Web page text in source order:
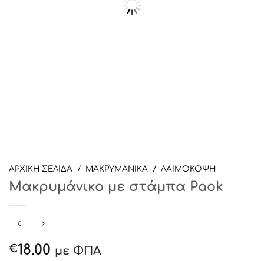
ΑΡΧΙΚΉ ΣΕΛΊΔΑ / ΜΑΚΡΥΜΑΝΙΚΑ / ΛΑΙΜΟΚΟΨΗ
Μακρυμάνικο με στάμπα Paok
€18.00 με ΦΠΑ